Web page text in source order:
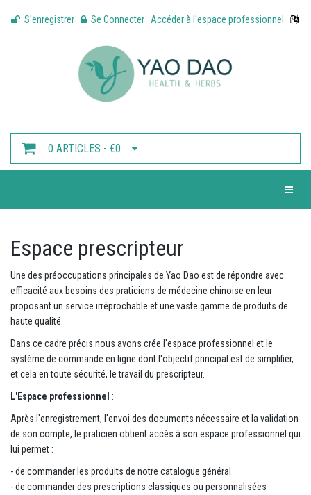
S'enregistrer Se Connecter Accéder à l'espace professionnel
0 ARTICLES - €0
Espace prescripteur
Une des préoccupations principales de Yao Dao est de répondre avec
efficacité aux besoins des praticiens de médecine chinoise en leur
proposant un service irréprochable et une vaste gamme de produits de
haute qualité.
Dans ce cadre précis nous avons crée l'espace professionnel et le
système de commande en ligne dont l'objectif principal est de simplifier,
et cela en toute sécurité, le travail du prescripteur.
L'Espace professionnel :
Après l'enregistrement, l'envoi des documents nécessaire et la validation
de son compte, le praticien obtient accès à son espace professionnel qui
lui permet :
- de commander les produits de notre catalogue général
- de commander des prescriptions classiques ou personnalisées